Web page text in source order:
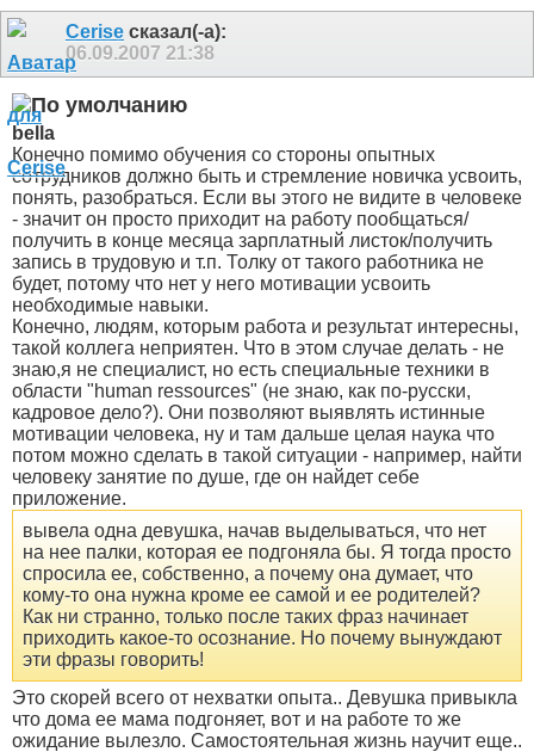
Cerise сказал(-а):
06.09.2007 21:38
bella
Конечно помимо обучения со стороны опытных
сотрудников должно быть и стремление новичка усвоить,
понять, разобраться. Если вы этого не видите в человеке
- значит он просто приходит на работу пообщаться/
получить в конце месяца зарплатный листок/получить
запись в трудовую и т.п. Толку от такого работника не
будет, потому что нет у него мотивации усвоить
необходимые навыки.
Конечно, людям, которым работа и результат интересны,
такой коллега неприятен. Что в этом случае делать - не
знаю,я не специалист, но есть специальные техники в
области "human ressources" (не знаю, как по-русски,
кадровое дело?). Они позволяют выявлять истинные
мотивации человека, ну и там дальше целая наука что
потом можно сделать в такой ситуации - например, найти
человеку занятие по душе, где он найдет себе
приложение.
вывела одна девушка, начав выделываться, что нет
на нее палки, которая ее подгоняла бы. Я тогда просто
спросила ее, собственно, а почему она думает, что
кому-то она нужна кроме ее самой и ее родителей?
Как ни странно, только после таких фраз начинает
приходить какое-то осознание. Но почему вынуждают
эти фразы говорить!
Это скорей всего от нехватки опыта.. Девушка привыкла
что дома ее мама подгоняет, вот и на работе то же
ожидание вылезло. Самостоятельная жизнь научит еще..